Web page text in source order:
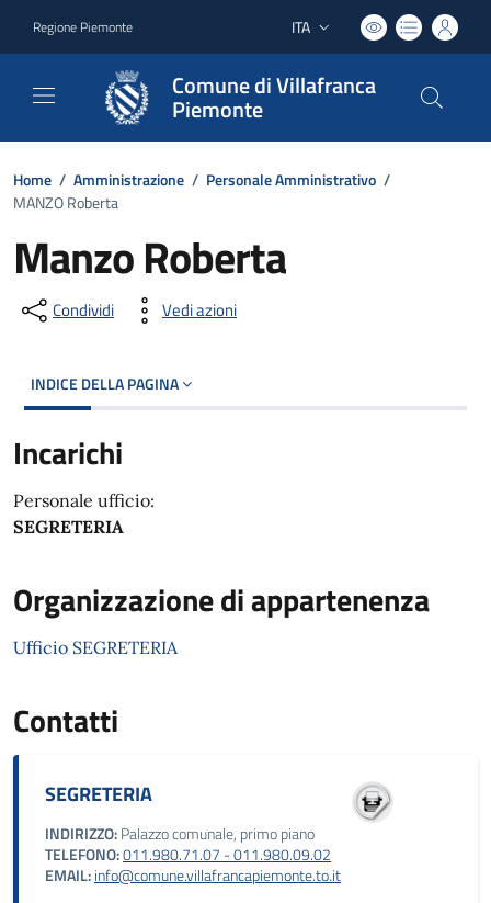
Regione Piemonte Lingua attiva:
ITA
Comune di Villafranca
Piemonte
Home / Amministrazione / Personale Amministrativo /
MANZO Roberta
Manzo Roberta
Condividi Vedi azioni
INDICE DELLA PAGINA
Incarichi
Personale ufficio:
SEGRETERIA
Organizzazione di appartenenza
Ufficio SEGRETERIA
Contatti
SEGRETERIA
INDIRIZZO:Palazzo comunale, primo piano
TELEFONO:011.980.71.07 - 011.980.09.02
EMAIL:info@comune.villafrancapiemonte.to.it